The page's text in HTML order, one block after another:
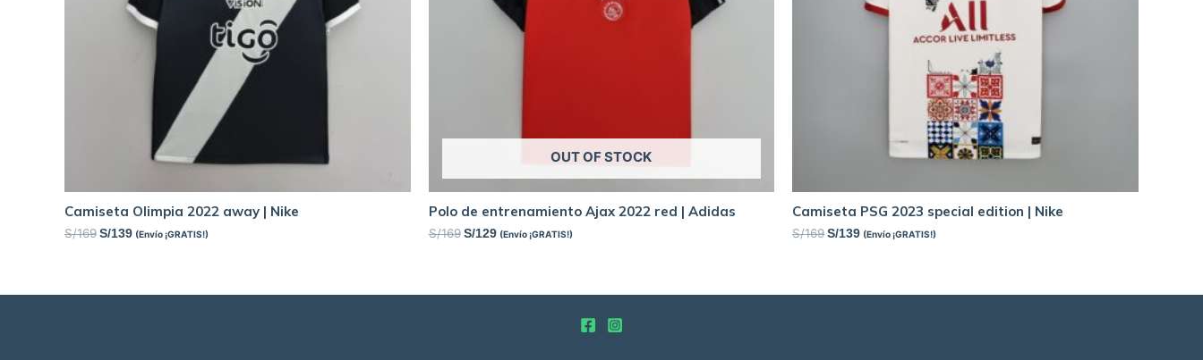
Camiseta Olimpia 2022 away | Nike
S/169 S/139 (Envío ¡GRATIS!)
OUT OF STOCK
Polo de entrenamiento Ajax 2022 red | Adidas
S/169 S/129 (Envío ¡GRATIS!)
Camiseta PSG 2023 special edition | Nike
S/169 S/139 (Envío ¡GRATIS!)